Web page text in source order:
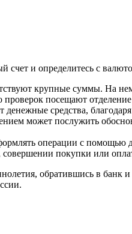
и определитесь с
крупные суммы. На
посещают отделение
средства,
может послужить
операции с
покупки или
обратившись в банк